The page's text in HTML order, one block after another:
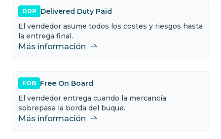
DDP
Delivered Duty Paid
El vendedor asume todos los costes y riesgos hasta
la entrega final.
Más información
FOB Free On Board
El vendedor entrega cuando la mercancía
sobrepasa la borda del buque.
Más información